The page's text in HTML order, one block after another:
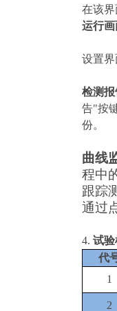
在该
运行画
设置界
检测报
告"按
份。
曲线
程中
跟踪
通过
4. 试验
代
1
2